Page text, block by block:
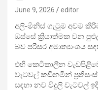
June 9, 2026 editor
අලි-මිනිස් ගැටුම අවම
ඔස්සේ ක්‍රියාත්මක වන
බව පරිසර අමාත්‍යාංශය
එහි කෙටිකාලීන
වැටවල් කඩිනමින්
සඳහා නව විදුලි වැටවල්